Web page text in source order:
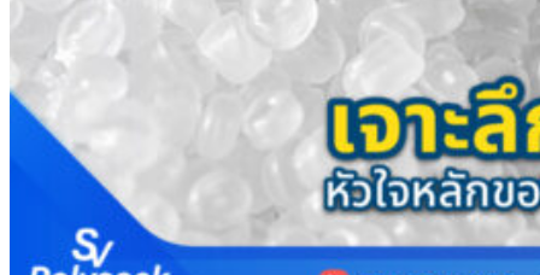
กระสอบปูน
กระสอบดิน
กระสอบทราย
กระสอบปุ๋ย
กระสอบน้ำแข็ง
กระสอบน้ำตาล